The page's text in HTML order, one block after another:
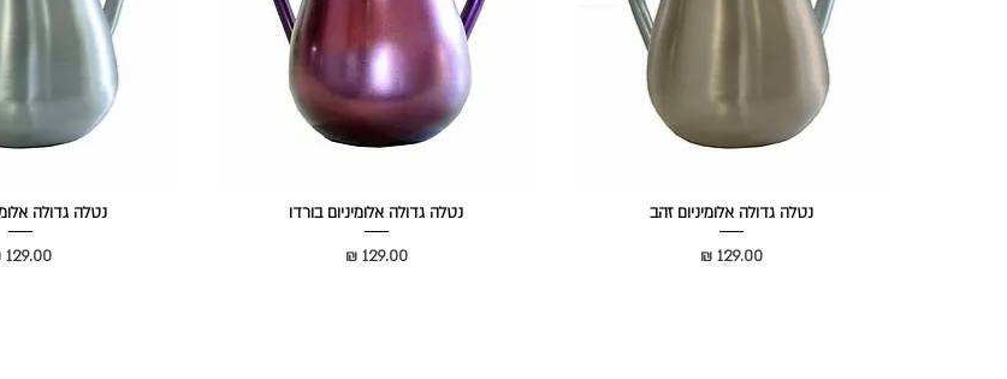
נטלה גדולה אלומיניום זהב
מחיר
נטלה גדולה אלומיניום בורדו
מחיר‏129.00 ‏₪
נטלה גדולה
מחיר